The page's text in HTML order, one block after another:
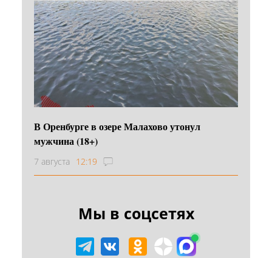
В Оренбурге в озере Малахово утонул
мужчина (18+)
7 августа 12:19
Мы в соцсетях